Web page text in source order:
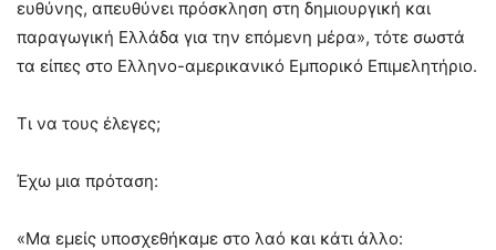
ευθύνης, απευθύνει πρόσκληση στη δημιουργική και
παραγωγική Ελλάδα για την επόμενη μέρα», τότε σωστά
τα είπες στο Ελληνο-αμερικανικό Εμπορικό Επιμελητήριο.
Τι να τους έλεγες;
Έχω μια πρόταση:
«Μα εμείς υποσχεθήκαμε στο λαό και κάτι άλλο: